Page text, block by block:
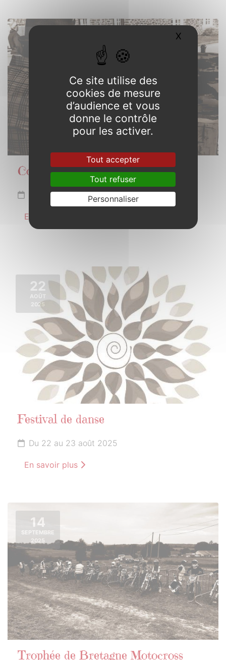
Couleurs de Bretagne
Dimanche 10 août 2025
En savoir plus
22
AOÛT
2025
Festival de danse
Du 22 au 23 août 2025
En savoir plus
14
SEPTEMBRE
2025
Trophée de Bretagne Motocross
Ce site utilise des
cookies de mesure
d’audience et vous
donne le contrôle
pour les activer.
Tout accepter
Tout refuser
Personnaliser
X Masquer